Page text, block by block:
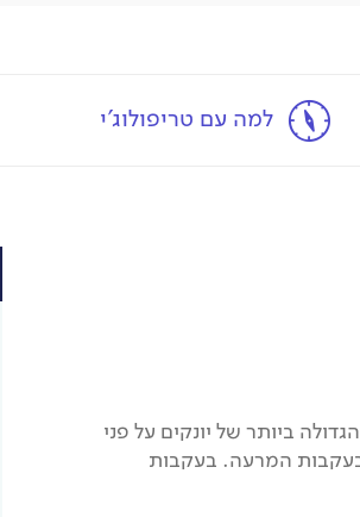
למה עם טריפולוג'י
ביותר של יונקים על פני
בעקבות המרעה. בעקבות